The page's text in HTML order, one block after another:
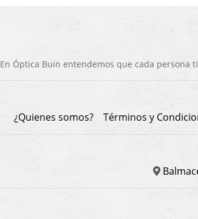
En Óptica Buin entendemos que cada persona
¿Quienes somos? Términos y